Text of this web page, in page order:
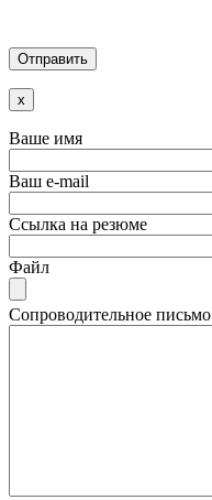
x
Ваше имя
Ваш e-mail
Ссылка на резюме
Файл
Сопроводительное письмо